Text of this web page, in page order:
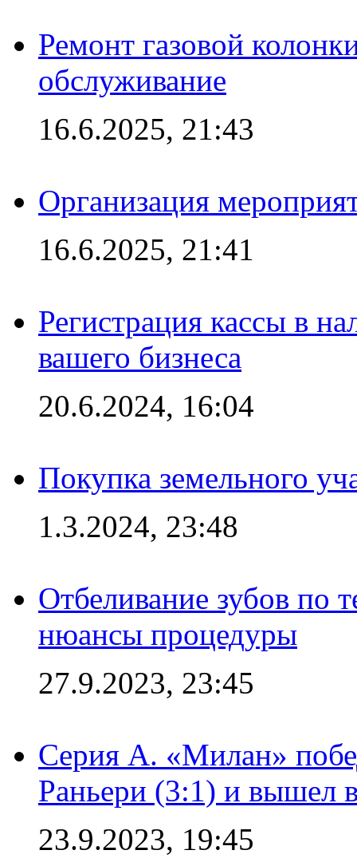
Ремонт газовой
обслуживание
16.6.2025, 21:43
Организация
16.6.2025, 21:41
Регистрация кассы в
вашего бизнеса
20.6.2024, 16:04
Покупка земельного
1.3.2024, 23:48
Отбеливание зубов по
нюансы процедуры
27.9.2023, 23:45
Серия А. «Милан»
Раньери (3:1) и вышел
23.9.2023, 19:45